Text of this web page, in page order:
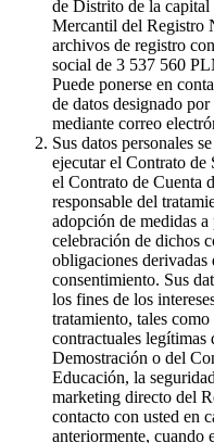
de Distrito de la
Mercantil del Registro
archivos de registro
social de 3 537 560
Puede ponerse en
de datos designado
mediante correo
Sus datos personales
ejecutar el Contrato
el Contrato de Cuenta
responsable del
adopción de medidas
celebración de dichos
obligaciones
consentimiento. Sus
los fines de los
tratamiento, tales
contractuales legítimas
Demostración o del
Educación, la
marketing directo del
contacto con usted en
anteriormente, cuando